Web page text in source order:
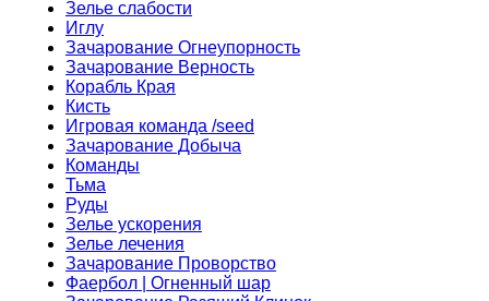
Зелье слабости
Иглу
Зачарование Огнеупорность
Зачарование Верность
Корабль Края
Кисть
Игровая команда /seed
Зачарование Добыча
Команды
Тьма
Руды
Зелье ускорения
Зелье лечения
Зачарование Проворство
Фаербол | Огненный шар